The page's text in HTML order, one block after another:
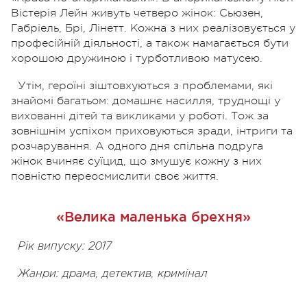
Вістерія Лейн живуть четверо жінок: Сьюзен,
Габріель, Брі, Лінетт. Кожна з них реалізовується у
професійній діяльності, а також намагається бути
хорошою дружиною і турботливою матусею.
Утім, героїні зіштовхуються з проблемами, які
знайомі багатьом: домашнє насилля, труднощі у
вихованні дітей та викликами у роботі. Тож за
зовнішнім успіхом приховуються зради, інтриги та
розчарування. А одного дня спільна подруга
жінок вчиняє суїцид, що змушує кожну з них
повністю переосмислити своє життя.
«Велика маленька брехня»
Рік випуску: 2017
Жанри: драма, детектив, кримінал